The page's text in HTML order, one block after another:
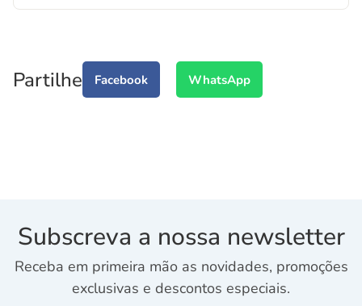
Partilhe Facebook WhatsApp
Subscreva a nossa newsletter
Receba em primeira mão as novidades, promoções
exclusivas e descontos especiais.